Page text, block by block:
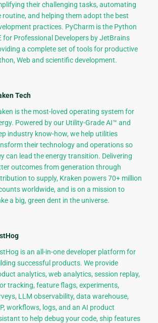
their challenging tasks, automating
routine, and helping them adopt the best
practices. PyCharm is the Python
for Professional Developers by JetBrains
a complete set of tools for productive
Web and scientific development.
Tech
is the most-loved operating system for
Powered by our Utility-Grade AI™ and
industry know-how, we help utilities
their technology and operations so
can lead the energy transition. Delivering
outcomes from generation through
to supply, Kraken powers 70+ million
worldwide, and is on a mission to
a big, green dent in the universe.
is an all-in-one developer platform for
successful products. We provide
analytics, web analytics, session replay,
tracking, feature flags, experiments,
LLM observability, data warehouse,
workflows, logs, and an AI product
to help debug your code, ship features